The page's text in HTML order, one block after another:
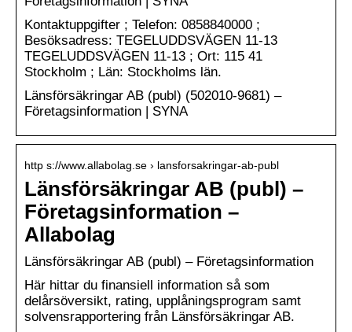
Kontaktuppgifter ; Telefon: 0858840000 ;
Besöksadress: TEGELUDDSVÄGEN 11-13
TEGELUDDSVÄGEN 11-13 ; Ort: 115 41
Stockholm ; Län: Stockholms län.
Länsförsäkringar AB (publ) (502010-9681) –
Företagsinformation | SYNA
http s://www.allabolag.se › lansforsakringar-ab-publ
Länsförsäkringar AB (publ) –
Företagsinformation –
Allabolag
Länsförsäkringar AB (publ) – Företagsinformation
Här hittar du finansiell information så som
delårsöversikt, rating, upplåningsprogram samt
solvensrapportering från Länsförsäkringar AB.